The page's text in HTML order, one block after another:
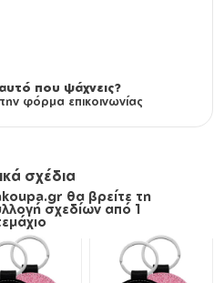
που ψάχνεις?
φόρμα επικοινωνίας
σχέδια
θα βρείτε τη
σχεδίων από 1